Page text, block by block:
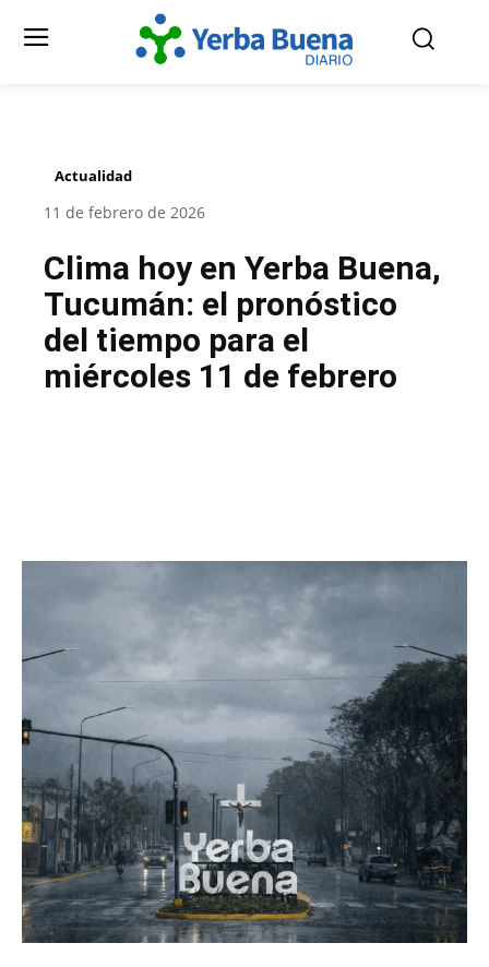
Actualidad
11 de febrero de 2026
Clima hoy en Yerba Buena,
Tucumán: el pronóstico
del tiempo para el
miércoles 11 de febrero